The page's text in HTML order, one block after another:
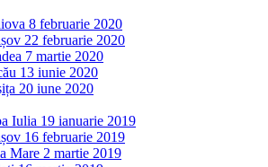
8 februarie 2020
22 februarie 2020
7 martie 2020
13 iunie 2020
20 iune 2020
Iulia 19 ianuarie 2019
16 februarie 2019
Mare 2 martie 2019